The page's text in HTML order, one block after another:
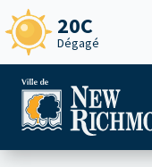
20C
Dégagé